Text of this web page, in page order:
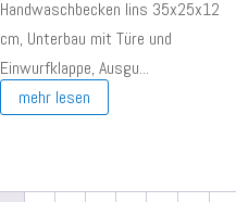
Handwaschbecken lins 35x25x12
cm, Unterbau mit Türe und
Einwurfklappe, Ausgu...
mehr lesen